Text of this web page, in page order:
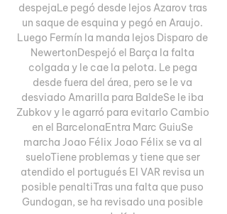
despejaLe pegó desde lejos Azarov tras
un saque de esquina y pegó en Araujo.
Luego Fermín la manda lejos Disparo de
NewertonDespejó el Barça la falta
colgada y le cae la pelota. Le pega
desde fuera del área, pero se le va
desviado Amarilla para BaldeSe le iba
Zubkov y le agarró para evitarlo Cambio
en el BarcelonaEntra Marc GuiuSe
marcha Joao Félix Joao Félix se va al
sueloTiene problemas y tiene que ser
atendido el portugués El VAR revisa un
posible penaltiTras una falta que puso
Gundogan, se ha revisado una posible